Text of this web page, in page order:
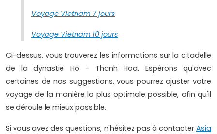
Voyage Vietnam 7 jours
Voyage Vietnam 10 jours
Ci-dessus, vous trouverez les informations sur la citadelle
de la dynastie Ho - Thanh Hoa. Espérons qu'avec
certaines de nos suggestions, vous pourrez ajuster votre
voyage de la manière la plus optimale possible, afin qu'il
se déroule le mieux possible.
Si vous avez des questions, n'hésitez pas à contacter Asia